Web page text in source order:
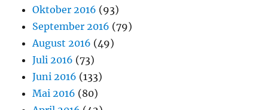
Oktober 2016 (93)
September 2016 (79)
August 2016 (49)
Juli 2016 (73)
Juni 2016 (133)
Mai 2016 (80)